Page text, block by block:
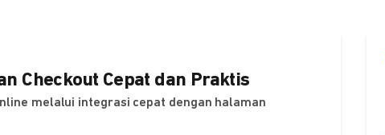
Checkout Cepat dan Praktis
melalui integrasi cepat dengan halaman